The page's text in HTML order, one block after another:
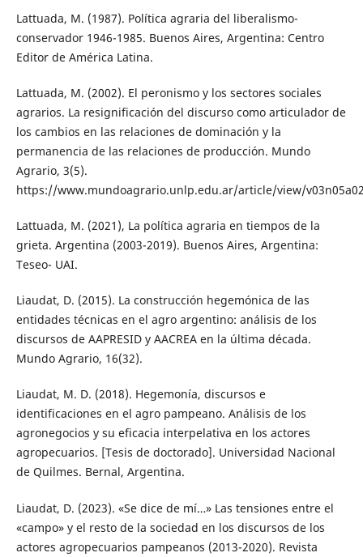
Lattuada, M. (1987). Política agraria del liberalismo-
conservador 1946-1985. Buenos Aires, Argentina: Centro
Editor de América Latina.
Lattuada, M. (2002). El peronismo y los sectores sociales
agrarios. La resignificación del discurso como articulador de
los cambios en las relaciones de dominación y la
permanencia de las relaciones de producción. Mundo
Agrario, 3(5).
https://www.mundoagrario.unlp.edu.ar/article/view/
Lattuada, M. (2021), La política agraria en tiempos de la
grieta. Argentina (2003-2019). Buenos Aires, Argentina:
Teseo- UAI.
Liaudat, D. (2015). La construcción hegemónica de las
entidades técnicas en el agro argentino: análisis de los
discursos de AAPRESID y AACREA en la última década.
Mundo Agrario, 16(32).
Liaudat, M. D. (2018). Hegemonía, discursos e
identificaciones en el agro pampeano. Análisis de los
agronegocios y su eficacia interpelativa en los actores
agropecuarios. [Tesis de doctorado]. Universidad Nacional
de Quilmes. Bernal, Argentina.
Liaudat, D. (2023). «Se dice de mí…» Las tensiones entre el
«campo» y el resto de la sociedad en los discursos de los
actores agropecuarios pampeanos (2013-2020). Revista